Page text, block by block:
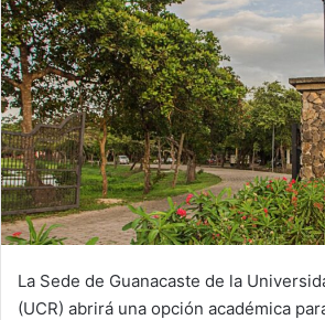
La Sede de Guanacaste de la
(UCR) abrirá una opción académica